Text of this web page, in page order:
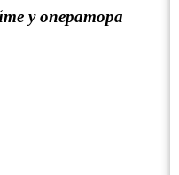
у оператора